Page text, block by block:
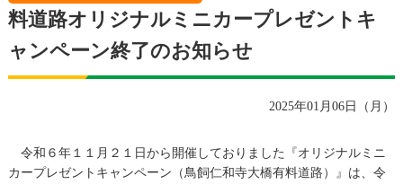
料道路オリジナルミニカープレゼントキ
ャンペーン終了のお知らせ
2025年01月06日（月）
令和６年１１月２１日から開催しておりました『オリジナルミニ
カープレゼントキャンペーン（鳥飼仁和寺大橋有料道路）』は、令